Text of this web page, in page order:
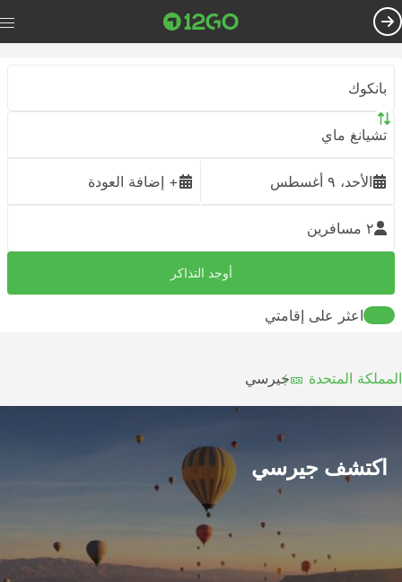
بانكوك
تشيانغ ماي
الأحد، ٩ أغسطس + إضافة العودة
٢ مسافرين
أوجد التذاكر
اعثر على إقامتي
المملكة المتحدة 🎫جيرسي
اكتشف جيرسي